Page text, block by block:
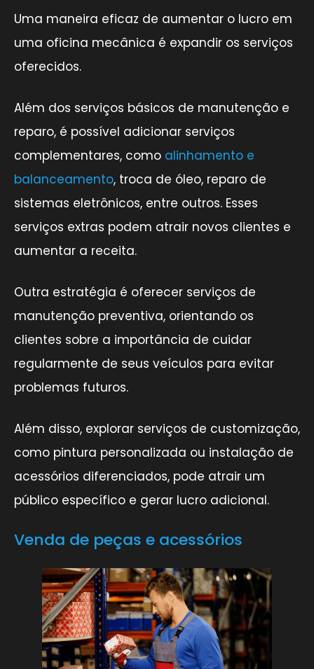
Uma maneira eficaz de aumentar o lucro em
uma oficina mecânica é expandir os serviços
oferecidos.
Além dos serviços básicos de manutenção e
reparo, é possível adicionar serviços
complementares, como alinhamento e
balanceamento, troca de óleo, reparo de
sistemas eletrônicos, entre outros. Esses
serviços extras podem atrair novos clientes e
aumentar a receita.
Outra estratégia é oferecer serviços de
manutenção preventiva, orientando os
clientes sobre a importância de cuidar
regularmente de seus veículos para evitar
problemas futuros.
Além disso, explorar serviços de customização,
como pintura personalizada ou instalação de
acessórios diferenciados, pode atrair um
público específico e gerar lucro adicional.
Venda de peças e acessórios